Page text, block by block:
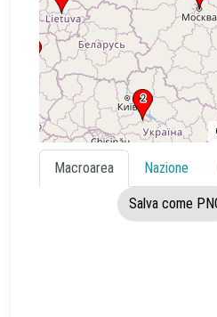
Macroarea Nazione
Salva come